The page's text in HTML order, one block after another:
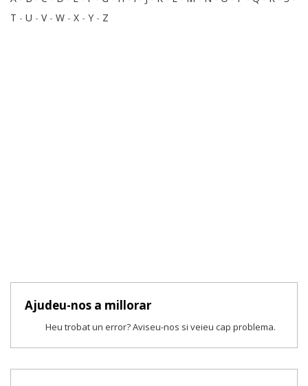
T - U - V- W - X - Y - Z
Ajudeu-nos a millorar
Heu trobat un error? Aviseu-nos si veieu cap problema.